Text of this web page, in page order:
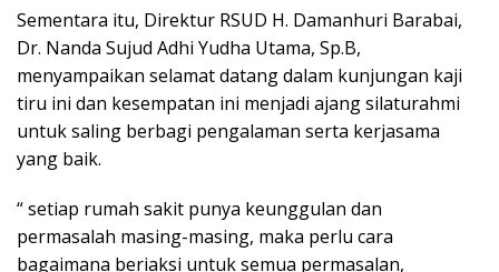
Sementara itu, Direktur RSUD H. Damanhuri Barabai,
Dr. Nanda Sujud Adhi Yudha Utama, Sp.B,
menyampaikan selamat datang dalam kunjungan kaji
tiru ini dan kesempatan ini menjadi ajang silaturahmi
untuk saling berbagi pengalaman serta kerjasama
yang baik.
“ setiap rumah sakit punya keunggulan dan
permasalah masing-masing, maka perlu cara
bagaimana beriaksi untuk semua permasalan,